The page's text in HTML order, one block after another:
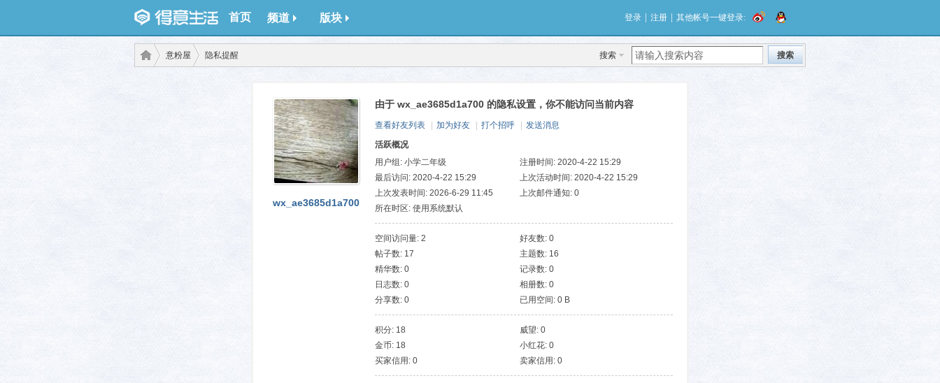
首页 频道 版块 登录 注册 其他帐号一键登录:
搜索 搜索
意粉屋 隐私提醒
wx_ae3685d1a700
由于 wx_ae3685d1a700 的隐私设置，你不能访问当前内容
查看好友列表 加为好友 打个招呼
发送消息
活跃概况
用户组: 小学二年级
注册时间: 2020-4-22 15:29
最后访问: 2020-4-22 15:29
上次活动时间: 2020-4-22 15:29
上次发表时间: 2026-6-29 11:45
上次邮件通知: 0
所在时区: 使用系统默认
空间访问量: 2
好友数: 0
帖子数: 17
主题数: 16
精华数: 0
记录数: 0
日志数: 0
相册数: 0
分享数: 0
已用空间: 0 B
积分: 18
威望: 0
金币: 18
小红花: 0
买家信用: 0
卖家信用: 0